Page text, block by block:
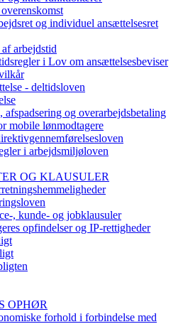
og individuel ansættelsesret
arbejdstid
i Lov om ansættelsesbeviser
- deltidsloven
afspadsering og overarbejdsbetaling
mobile lønmodtagere
i arbejdsmiljøloven
OG KLAUSULER
, kunde- og jobklausuler
opfindelser og IP-rettigheder
OPHØR
forhold i forbindelse med